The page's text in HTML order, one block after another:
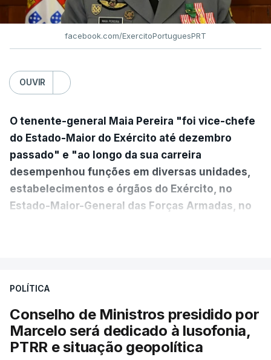
facebook.com/ExercitoPortuguesPRT
OUVIR
O tenente-general Maia Pereira "foi vice-chefe
do Estado-Maior do Exército até dezembro
passado" e "ao longo da sua carreira
desempenhou funções em diversas unidades,
estabelecimentos e órgãos do Exército, no
Estado-Maior-General das Forças Armadas, no
Da sua experiência no terreno, é destacada a
Forças Nacionais Destacadas, como
comandante do 2.º Batalhão Mecanizado, da
Reserva Tática do Comandante da Força da
POLÍTICA
Conselho de Ministros presidido por
Marcelo será dedicado à lusofonia,
PTRR e situação geopolítica